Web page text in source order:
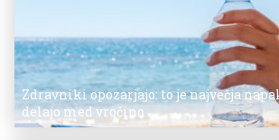
Zdravniki opozarjajo: to je največja
delajo med vročino